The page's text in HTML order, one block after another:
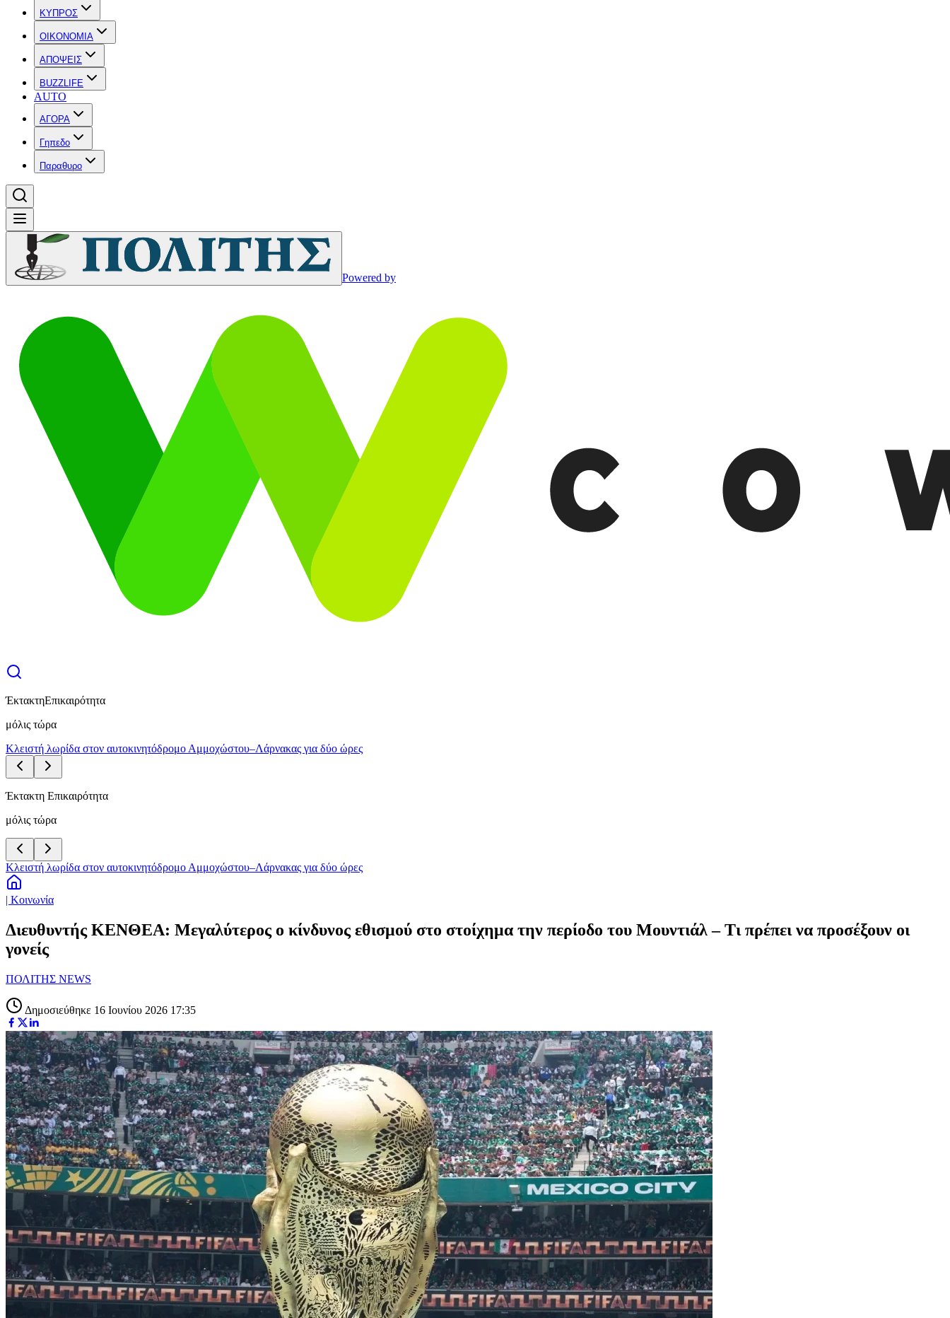
ΚΥΠΡΟΣ
OIKONOMIA
ΑΠΟΨΕΙΣ
BUZZLIFE
AUTO
ΑΓΟΡΑ
Γηπεδο
Παραθυρο
Powered by
ΈκτακτηΕπικαιρότητα
μόλις τώρα
Κλειστή λωρίδα στον αυτοκινητόδρομο Αμμοχώστου–Λάρνακας για δύο ώρες
Έκτακτη Επικαιρότητα
μόλις τώρα
Κλειστή λωρίδα στον αυτοκινητόδρομο Αμμοχώστου–Λάρνακας για δύο ώρες
| Κοινωνία
Διευθυντής ΚΕΝΘΕΑ: Μεγαλύτερος ο κίνδυνος εθισμού στο στοίχημα την περίοδο του Μουντιάλ – Τι πρέπει να προσέξουν οι
γονείς
ΠΟΛΙΤΗΣ NEWS
Δημοσιεύθηκε 16 Ιουνίου 2026 17:35